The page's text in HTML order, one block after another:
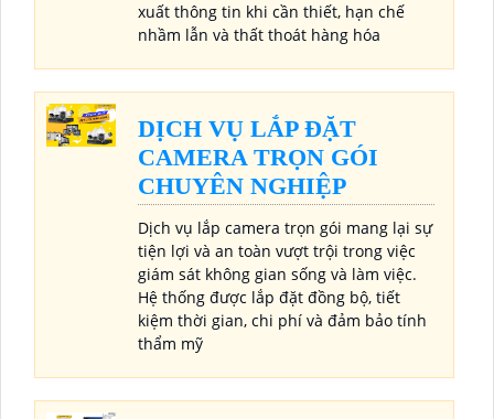
xuất thông tin khi cần thiết, hạn chế
nhầm lẫn và thất thoát hàng hóa
DỊCH VỤ LẮP ĐẶT
CAMERA TRỌN GÓI
CHUYÊN NGHIỆP
Dịch vụ lắp camera trọn gói mang lại sự
tiện lợi và an toàn vượt trội trong việc
giám sát không gian sống và làm việc.
Hệ thống được lắp đặt đồng bộ, tiết
kiệm thời gian, chi phí và đảm bảo tính
thẩm mỹ